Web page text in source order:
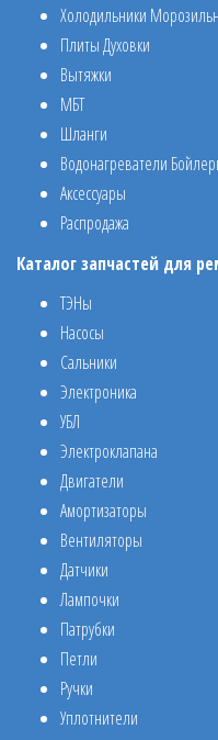
Холодильники
Плиты Духовки
Вытяжки
МБТ
Шланги
Водонагреватели
Аксессуары
Распродажа
Каталог запчастей для
ТЭНы
Насосы
Сальники
Электроника
УБЛ
Электроклапана
Двигатели
Амортизаторы
Вентиляторы
Датчики
Лампочки
Патрубки
Петли
Ручки
Уплотнители